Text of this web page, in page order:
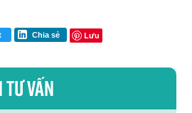
Chia sẻ Lưu
tư vấn